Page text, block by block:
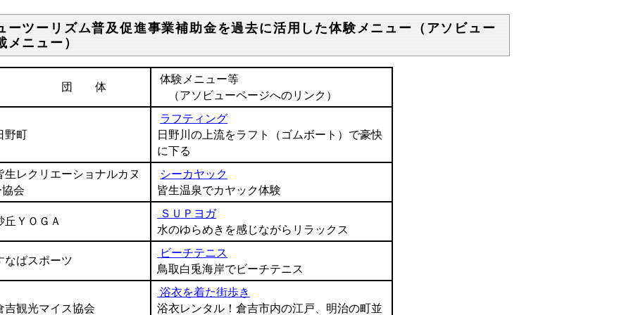
ーツーリズム普及促進事業補助金を過去に活用した体験メニュー（アソビュー
メニュー）
体
体験メニュー等
（アソビューページへのリンク）
野町
ラフティング
日野川の上流をラフト（ゴムボート）で豪快
に下る
生レクリエーショナルカヌ
協会
シーカヤック
皆生温泉でカヤック体験
丘ＹＯＧＡ
ＳＵＰヨガ
水のゆらめきを感じながらリラックス
なばスポーツ
ビーチテニス
鳥取白兎海岸でビーチテニス
吉観光マイス協会
浴衣を着た街歩き
浴衣レンタル！倉吉市内の江戸、明治の町並